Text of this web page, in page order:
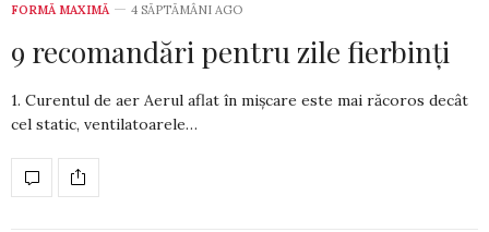
FORMĂ MAXIMĂ 4 SĂPTĂMÂNI AGO
9 recomandări pentru zile fierbinți
1. Curentul de aer Aerul aflat în mișcare este mai răcoros decât
cel static, ventila­toa­rele…